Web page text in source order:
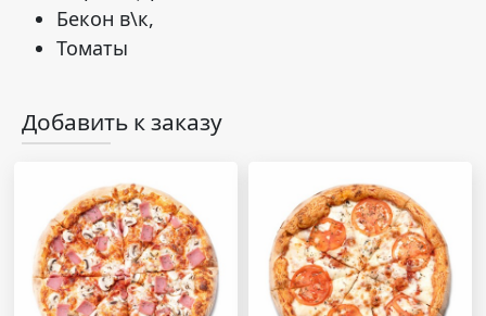
Бекон в\к,
Томаты
Добавить к заказу